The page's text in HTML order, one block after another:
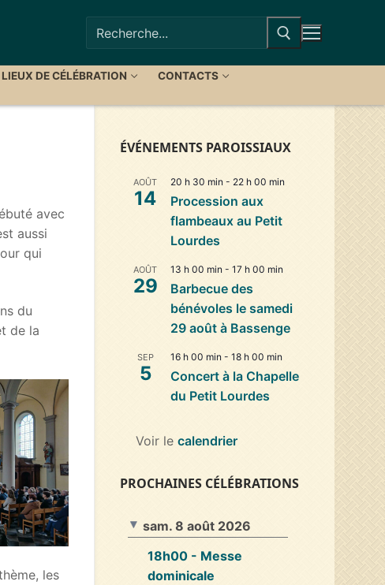
Rechercher
:
LIEUX DE CÉLÉBRATION
CONTACTS
avec
aussi
qui
du
de la
les
ÉVÉNEMENTS PAROISSIAUX
AOÛT
14
20 h 30 min - 22 h 00 min
Procession aux
flambeaux au Petit
Lourdes
AOÛT
29
13 h 00 min - 17 h 00 min
Barbecue des
bénévoles le samedi
29 août à Bassenge
SEP
5
16 h 00 min - 18 h 00 min
Concert à la Chapelle
du Petit Lourdes
Voir le calendrier
PROCHAINES CÉLÉBRATIONS
sam. 8 août 2026
18h00 - Messe
dominicale